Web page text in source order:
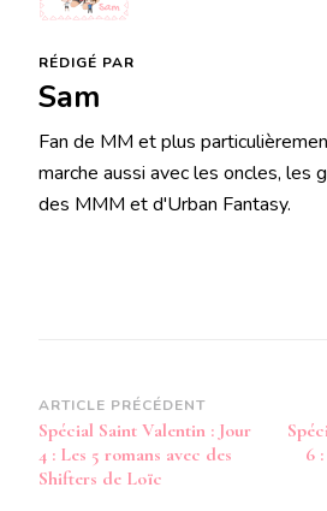
RÉDIGÉ PAR
Sam
Fan de MM et plus
marche aussi avec les oncles, les
des MMM et d'Urban Fantasy.
Navigation
d’article
ARTICLE PRÉCÉDENT
Spécial Saint Valentin : Jour
4 : Les 5 romans avec des
Shifters de Loïc
6